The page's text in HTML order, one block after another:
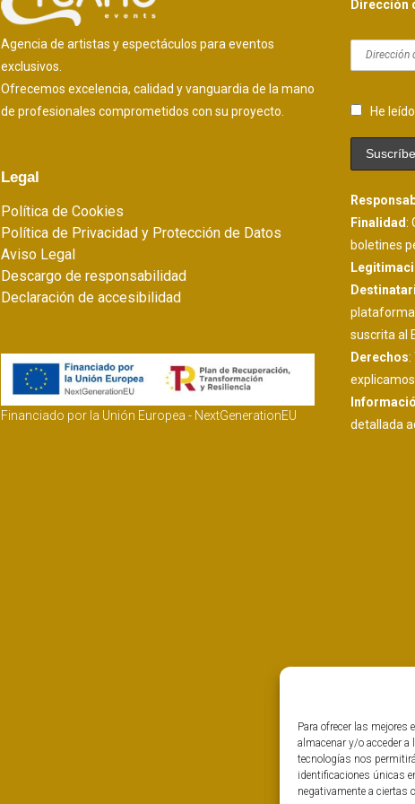
Para ofrecer las
almacenar y/o acceder
tecnologías nos
identificaciones únicas
negativamente a ciertas
Agencia de artistas y espectáculos para eventos
exclusivos.
Ofrecemos excelencia, calidad y vanguardia de la mano
de profesionales comprometidos con su proyecto.
Legal
Política de Cookies
Política de Privacidad y Protección de Datos
Aviso Legal
Descargo de responsabilidad
Declaración de accesibilidad
Financiado por la Unión Europea - NextGenerationEU
Dirección
He
Finalidad:
boletines
plataforma
suscrita al
Derechos:
detallada